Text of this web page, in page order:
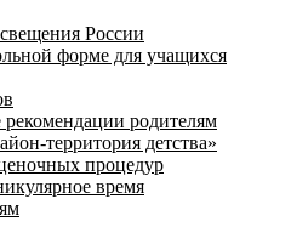
России
форме для учащихся
родителям
территория детства»
процедур
время